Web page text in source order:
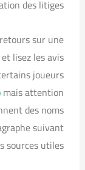
des litiges.
sur une
lisez les avis
joueurs
mais attention
des noms
suivant
sources utiles.